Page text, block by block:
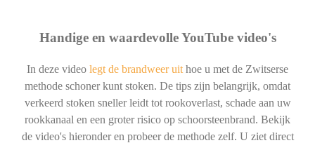
Handige en waardevolle YouTube video's
In deze video legt de brandweer uit hoe u met de Zwitserse
methode schoner kunt stoken. De tips zijn belangrijk, omdat
verkeerd stoken sneller leidt tot rookoverlast, schade aan uw
rookkanaal en een groter risico op schoorsteenbrand. Bekijk
de video's hieronder en probeer de methode zelf. U ziet direct